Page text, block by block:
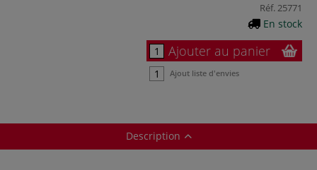
Réf.25771
En stock
Ajouter au panier
Ajout liste d'envies
Description